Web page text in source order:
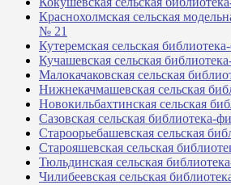
Краснохолмская сельская
№ 21
Кутеремская сельская
Кучашевская сельская
Малокачаковская сельская
Нижнекачмашевская сельская
Новокильбахтинская сельская
Сазовская сельская библиотека-
Староорьебашевская сельская
Старояшевская сельская
Тюльдинская сельская
Чилибеевская сельская